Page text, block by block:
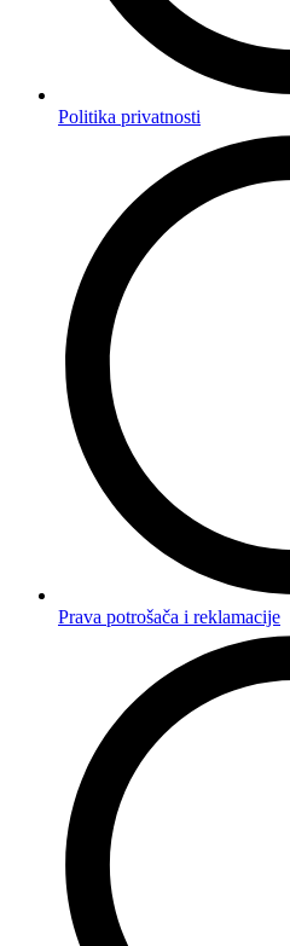
Politika privatnosti
Prava potrošača i reklamacije